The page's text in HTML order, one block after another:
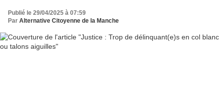
Publié le 29/04/2025 à 07:59
Par Alternative Citoyenne de la Manche